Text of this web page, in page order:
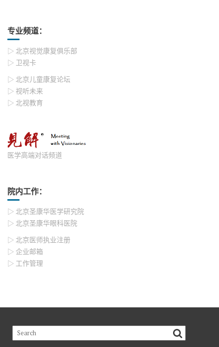
专业频道：
▷ 北京视觉康复俱乐部
▷ 卫视卡
▷ 北京儿童康复论坛
▷ 视听未来
▷ 北视教育
医学高端对话频道
院内工作：
▷ 北京圣康华医学研究院
▷ 北京圣康华眼科医院
▷ 北京医师执业注册
▷ 企业邮箱
▷ 工作管理